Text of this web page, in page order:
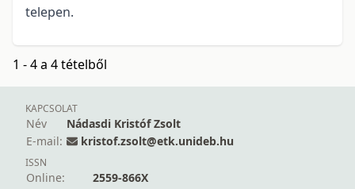
telepen.
1 - 4 a 4 tételből
KAPCSOLAT
Név
Nádasdi Kristóf Zsolt
E-mail:
kristof.zsolt@etk.unideb.hu
ISSN
Online:
2559-866X